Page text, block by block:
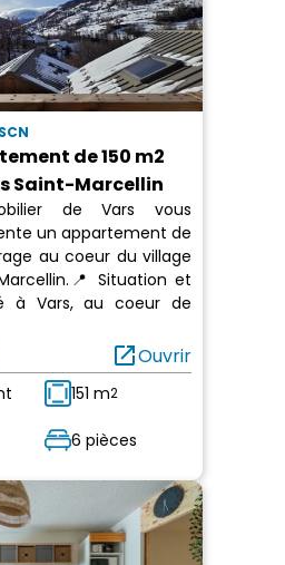
de 150 m2
Saint-Marcellin
de Vars vous
un appartement de
au coeur du village
Situation et
à Vars, au coeur de
open_in_newOuvrir
151 m2
6 pièces